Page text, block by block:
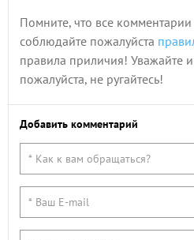
Помните, что все
соблюдайте пожалуйста
правила приличия! Уважайте
пожалуйста, не ругайтесь!
Добавить комментарий